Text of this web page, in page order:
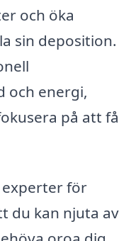
och öka
sin deposition.
och energi,
på att få
för
du kan njuta av